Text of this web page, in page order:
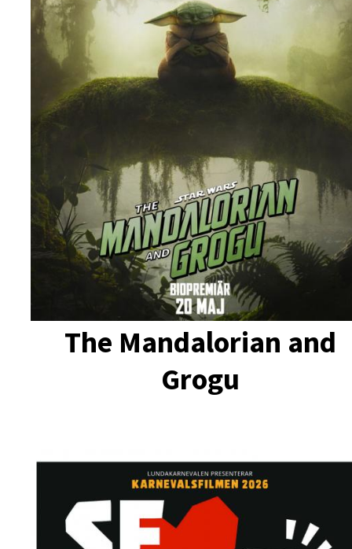
The Mandalorian and
Grogu